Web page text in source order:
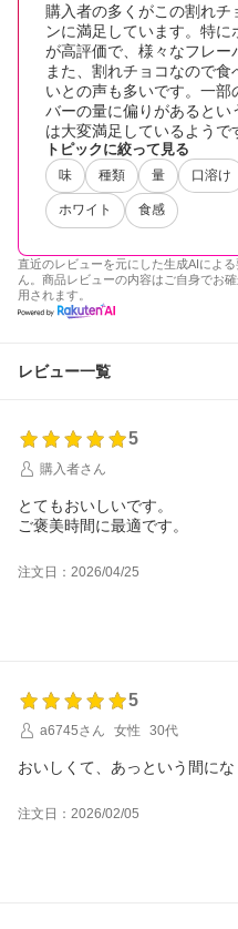
購入者の多くがこの割れチ
ンに満足しています。特
が高評価で、様々なフレー
また、割れチョコなので
いとの声も多いです。一
バーの量に偏りがあるとい
は大変満足しているようで
トピックに絞って見る
味 種類 量 口溶け
ホワイト 食感
直近のレビューを元にした生成AIによ
ん。商品レビューの内容はご自身でお
用されます。
レビュー一覧
5
購入者さん
とてもおいしいです。
ご褒美時間に最適です。
注文日：2026/04/25
5
a6745さん
女性 30代
おいしくて、あっという間に
注文日：2026/02/05